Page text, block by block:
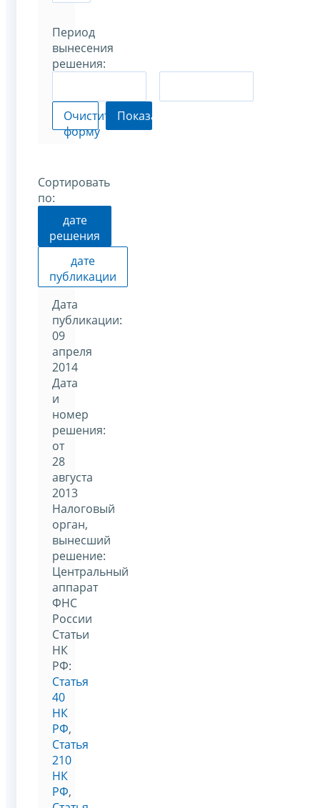
Период
вынесения
решения:
Очистить
форму
Показать
Сортировать
по:
дате
решения
дате
публикации
Дата
публикации:
09
апреля
2014
Дата
и
номер
решения:
от
28
августа
2013
Налоговый
орган,
вынесший
решение:
Центральный
аппарат
ФНС
России
Статьи
НК
РФ:
Статья
40
НК
РФ,
Статья
210
НК
РФ,